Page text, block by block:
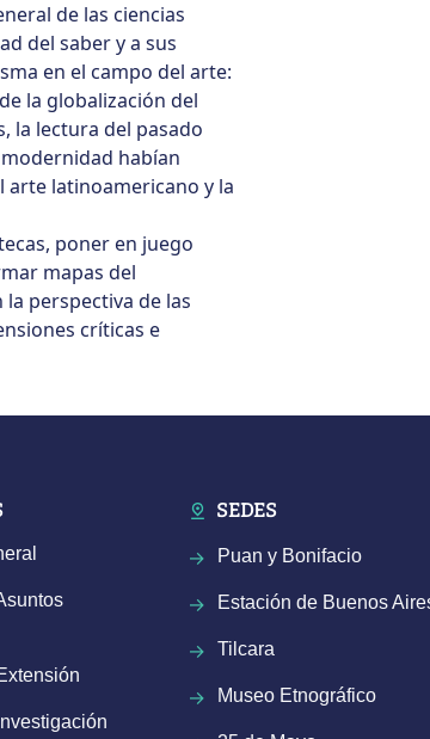
de las ciencias
del saber y a sus
en el campo del arte:
la globalización del
la lectura del pasado
habían
arte latinoamericano y la
poner en juego
mapas del
perspectiva de las
críticas e
SEDES
Puan y Bonifacio
Estación de Buenos
Tilcara
Museo Etnográfico